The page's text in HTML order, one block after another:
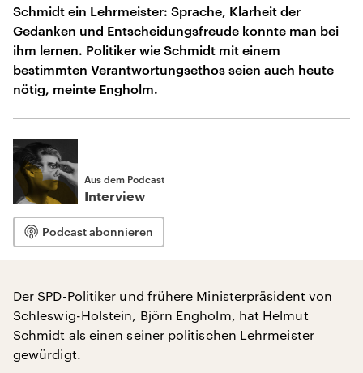
Schmidt ein Lehrmeister: Sprache, Klarheit der
Gedanken und Entscheidungsfreude konnte man bei
ihm lernen. Politiker wie Schmidt mit einem
bestimmten Verantwortungsethos seien auch heute
nötig, meinte Engholm.
Aus dem Podcast
Interview
Podcast abonnieren
Der SPD-Politiker und frühere Ministerpräsident von
Schleswig-Holstein, Björn Engholm, hat Helmut
Schmidt als einen seiner politischen Lehrmeister
gewürdigt.